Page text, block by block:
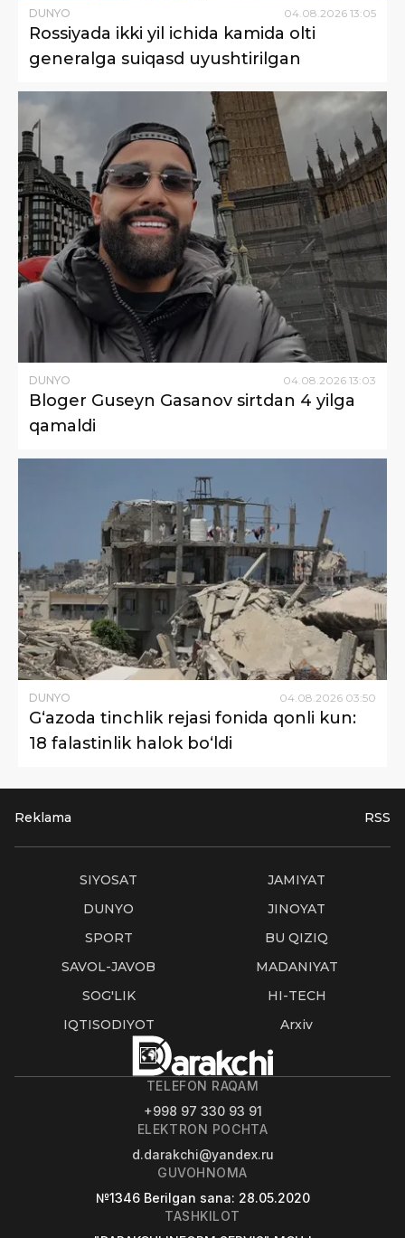
DUNYO 04 08 2026 13:05
Rossiyada ikki yil ichida kamida olti
generalga suiqasd uyushtirilgan
DUNYO 04.08.2026 13:03
Bloger Guseyn Gasanov sirtdan 4 yilga
qamaldi
DUNYO 04.08.2026 03:50
G‘azoda tinchlik rejasi fonida qonli kun:
18 falastinlik halok bo‘ldi
Reklama RSS
SIYOSAT
JAMIYAT
DUNYO
JINOYAT
SPORT
BU QIZIQ
SAVOL-JAVOB
MADANIYAT
SOG'LIK
HI-TECH
IQTISODIYOT
Arxiv
TELEFON RAQAM
+998 97 330 93 91
ELEKTRON POCHTA
d.darakchi@yandex.ru
GUVOHNOMA
№1346 Berilgan sana: 28.05.2020
TASHKILOT